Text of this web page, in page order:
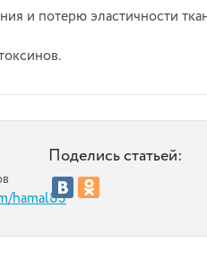
и потерю эластичности
hamal83
Поделись статьей: